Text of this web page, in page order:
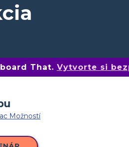
That. Vytvorte si
Možností